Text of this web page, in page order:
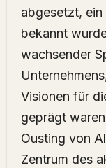
abgesetzt, ein
bekannt
wachsender
Visionen für
geprägt
Ousting von
Zentrum des